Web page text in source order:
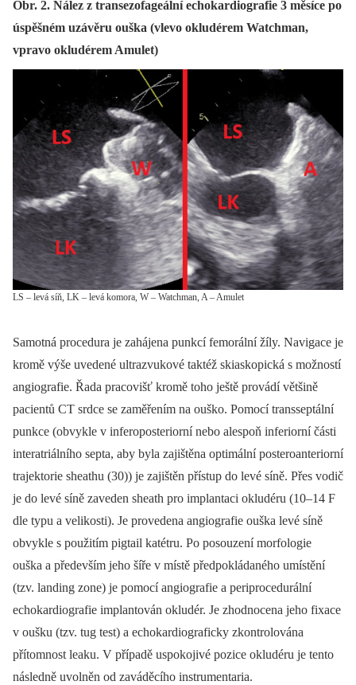
Obr. 2. Nález z transezofageální echokardiografie 3 měsíce po
úspěšném uzávěru ouška (vlevo okludérem Watchman,
vpravo okludérem Amulet)
LS – levá síň, LK – levá komora, W – Watchman, A – Amulet
Samotná procedura je zahájena punkcí femorální žíly. Navigace je
kromě výše uvedené ultrazvukové taktéž skiaskopická s možností
angiografie. Řada pracovišť kromě toho ještě provádí většině
pacientů CT srdce se zaměřením na ouško. Pomocí transseptální
punkce (obvykle v inferoposteriorní nebo alespoň inferiorní části
interatriálního septa, aby byla zajištěna optimální posteroanteriorní
trajektorie sheathu (30)) je zajištěn přístup do levé síně. Přes vodič
je do levé síně zaveden sheath pro implantaci okludéru (10–14 F
dle typu a velikosti). Je provedena angiografie ouška levé síně
obvykle s použitím pigtail katétru. Po posouzení morfologie
ouška a především jeho šíře v místě předpokládaného umístění
(tzv. landing zone) je pomocí angiografie a periprocedurální
echokardiografie implantován okludér. Je zhodnocena jeho fixace
v oušku (tzv. tug test) a echokardiograficky zkontrolována
přítomnost leaku. V případě uspokojivé pozice okludéru je tento
následně uvolněn od zaváděcího instrumentaria.